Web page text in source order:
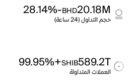
20.18M
BHD
-28.14%
حجم التداول (24 ساعة)
589.2T
SHIB
+99.95%
العملات المتداولة